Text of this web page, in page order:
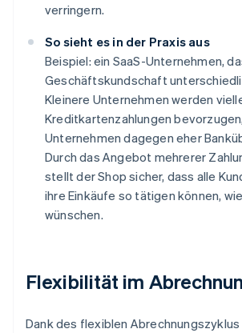
verringern.
So sieht es in der Praxis aus
Beispiel: ein SaaS-Unternehmen,
Geschäftskundschaft
Kleinere Unternehmen werden
Kreditkartenzahlungen
Unternehmen dagegen eher
Durch das Angebot mehrerer
stellt der Shop sicher, dass alle
ihre Einkäufe so tätigen können,
wünschen.
Flexibilität im
Dank des flexiblen Abrechnungszyklus